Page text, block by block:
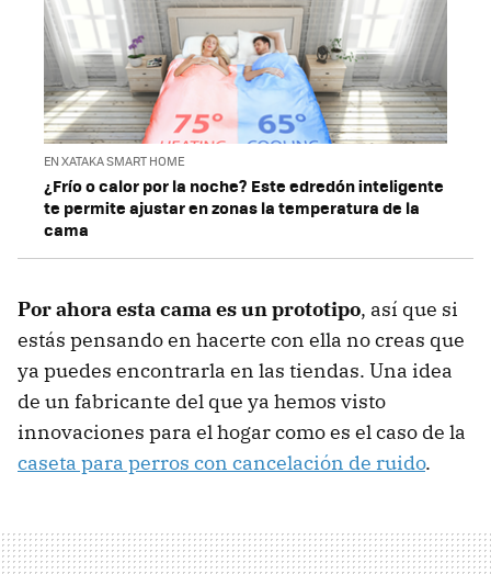
EN XATAKA SMART HOME
¿Frío o calor por la noche? Este edredón inteligente
te permite ajustar en zonas la temperatura de la
cama
Por ahora esta cama es un prototipo, así que si
estás pensando en hacerte con ella no creas que
ya puedes encontrarla en las tiendas. Una idea
de un fabricante del que ya hemos visto
innovaciones para el hogar como es el caso de la
caseta para perros con cancelación de ruido.